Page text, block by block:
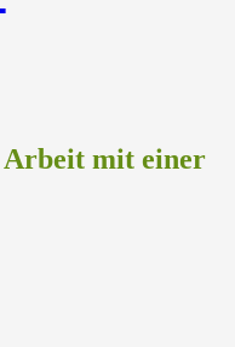
Arbeit mit einer